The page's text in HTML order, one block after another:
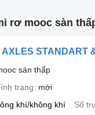
rơ mooc sàn
AXLES STANDART
sàn thấp
trạng
mới
khí/không khí Số